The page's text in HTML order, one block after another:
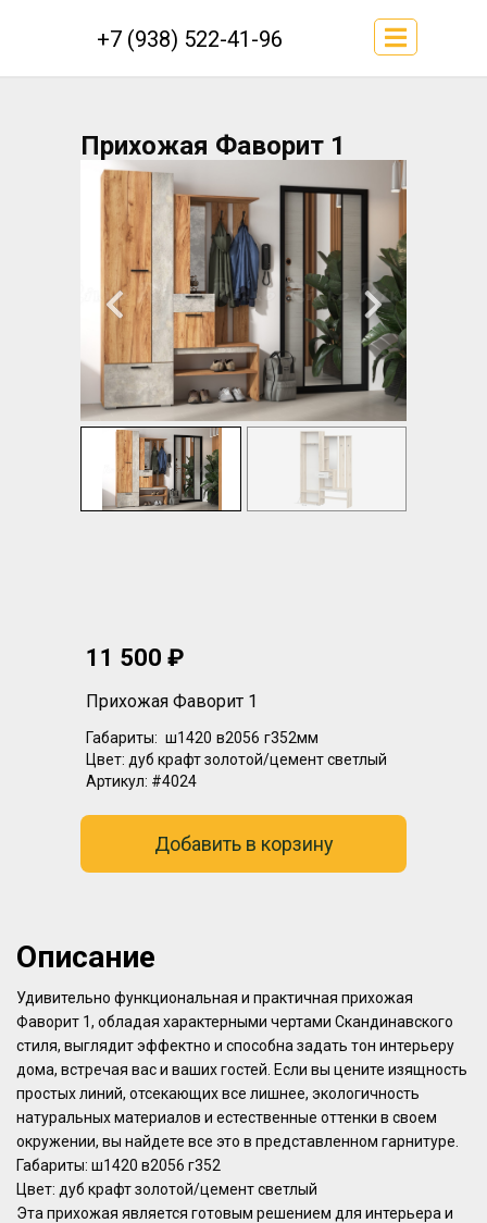
+7 (938) 522-41-96
Прихожая Фаворит 1
11 500 ₽
Прихожая Фаворит 1
Габариты: ш1420 в2056 г352мм
Цвет: дуб крафт золотой/цемент светлый
Артикул: #4024
Добавить в корзину
Описание
Удивительно функциональная и практичная прихожая
Фаворит 1, обладая характерными чертами Скандинавского
стиля, выглядит эффектно и способна задать тон интерьеру
дома, встречая вас и ваших гостей. Если вы цените изящность
простых линий, отсекающих все лишнее, экологичность
натуральных материалов и естественные оттенки в своем
окружении, вы найдете все это в представленном гарнитуре.
Габариты: ш1420 в2056 г352
Цвет: дуб крафт золотой/цемент светлый
Эта прихожая является готовым решением для интерьера и